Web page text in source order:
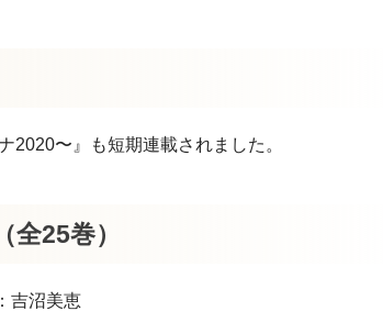
2020〜』も短期連載されました。
25巻）
吉沼美恵